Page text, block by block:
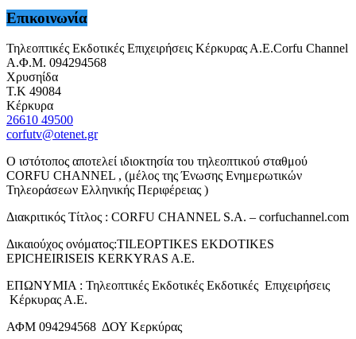
Επικοινωνία
Τηλεοπτικές Εκδοτικές Επιχειρήσεις Κέρκυρας Α.Ε.Corfu Channel
Α.Φ.Μ. 094294568
Χρυσηίδα
Τ.Κ 49084
Κέρκυρα
26610 49500
corfutv@otenet.gr
Ο ιστότοπος αποτελεί ιδιοκτησία του τηλεοπτικού σταθμού
CORFU CHANNEL , (μέλος της Ένωσης Ενημερωτικών
Τηλεοράσεων Ελληνικής Περιφέρειας )
Διακριτικός Τίτλος : CORFU CHANNEL S.A. – corfuchannel.com
Δικαιούχος ονόματος:TILEOPTIKES EKDOTIKES
EPICHEIRISEIS KERKYRAS A.E.
ΕΠΩΝΥΜΙΑ : Τηλεοπτικές Εκδοτικές Εκδοτικές Επιχειρήσεις
Κέρκυρας Α.Ε.
ΑΦΜ 094294568 ΔΟΥ Κερκύρας